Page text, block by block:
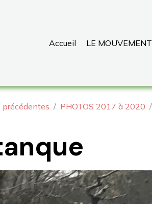
Accueil LE MOUVEMENT
PHOTOS 2017 à 2020